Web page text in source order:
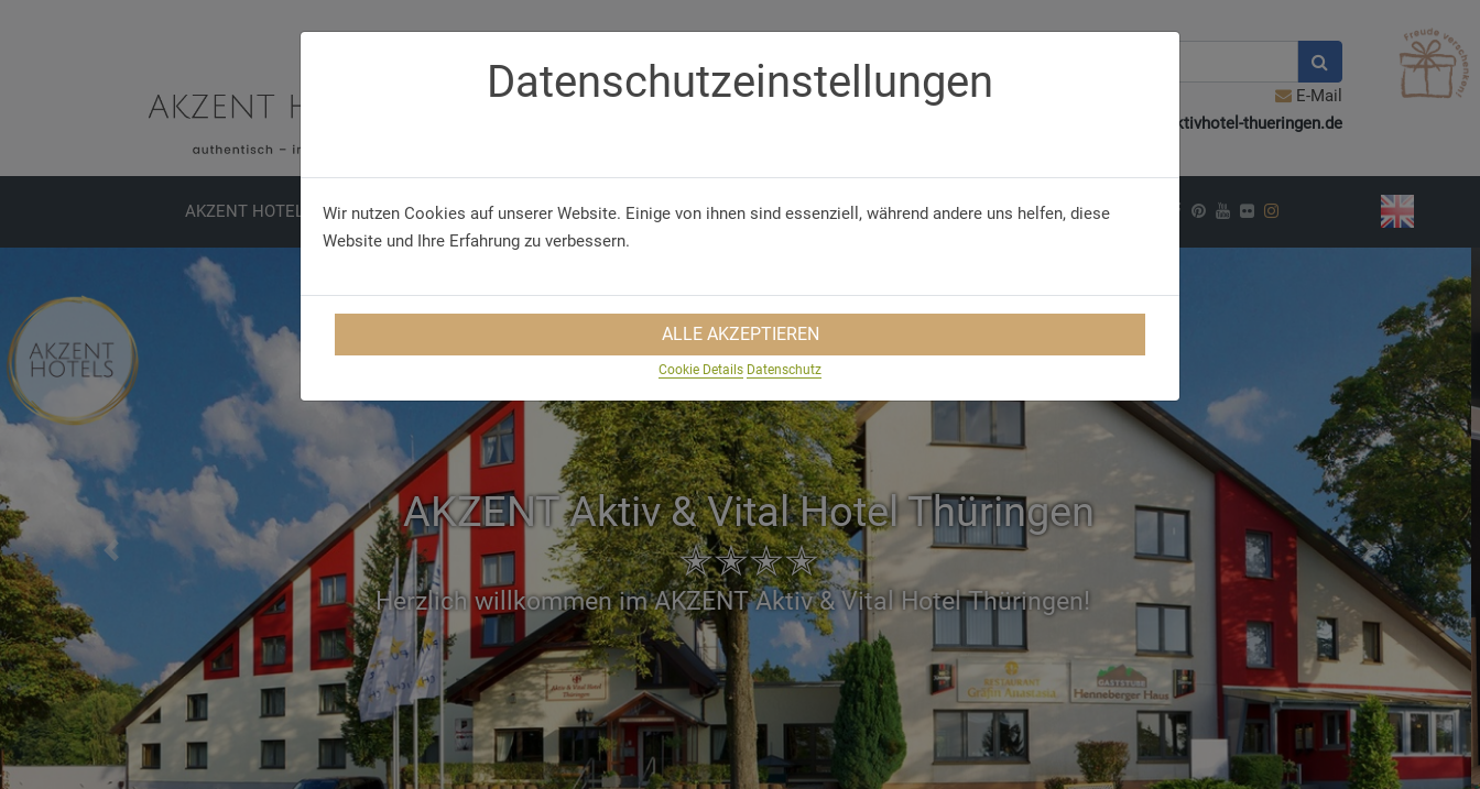
Telefon
E-Mail
info@aktivhotel-thueringen.de
AKZENT HOTELS ERLEBNISSE TAGUNGEN GRUPPENREISEN NACHHALTIGKEIT REISEINSPIRATION
AKZENT Aktiv & Vital Hotel Thüringen
✭✭✭✭
Erholen Sie sich in unserem Deluxe Doppelzimmer
Previous Next
Datenschutzeinstellungen
Wir nutzen Cookies auf unserer Website. Einige von ihnen sind essenziell, während andere uns helfen, diese
Website und Ihre Erfahrung zu verbessern.
ALLE AKZEPTIEREN
Cookie Details Datenschutz